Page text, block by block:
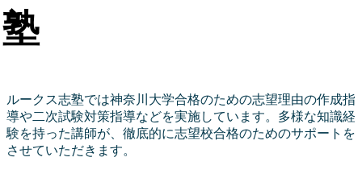
塾
ルークス志塾では神奈川大学合格のための志望理由の作成指
導や二次試験対策指導などを実施しています。多様な知識経
験を持った講師が、徹底的に志望校合格のためのサポートを
させていただきます。